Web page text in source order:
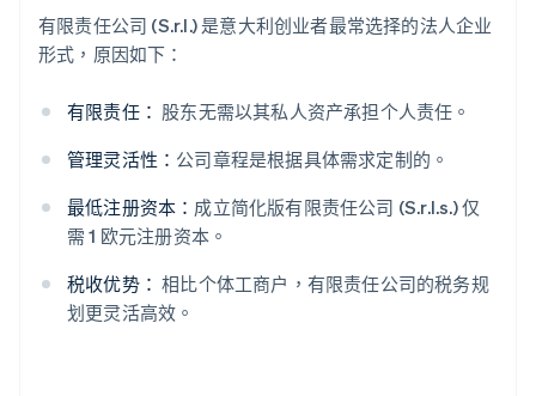
有限责任公司 (S.r.l.) 是意大利创业者最常选择的法人企业
形式，原因如下：
有限责任： 股东无需以其私人资产承担个人责任。
管理灵活性： 公司章程是根据具体需求定制的。
最低注册资本： 成立简化版有限责任公司 (S.r.l.s.) 仅
需 1 欧元注册资本。
税收优势： 相比个体工商户，有限责任公司的税务规
划更灵活高效。